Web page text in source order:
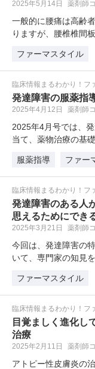
2025年5月14日 薬剤師
一般的に腰痛は高齢
りますが、腰椎椎間
ファーマスタイル
臨床情報まるわかり！フ
発達障害の服薬指
2025年4月12日 薬剤師
2025年4月号では、
当て、薬物治療の基
服薬指導
ファー
臨床情報まるわかり！フ
発達障害のある人
思えるためにでき
2025年3月21日 薬剤師
今回は、発達障害の
いて、専門家の知見
ファーマスタイル
臨床情報まるわかり！フ
目覚ましく進化し
治療
2025年2月11日 薬剤師
アトピー性皮膚炎の